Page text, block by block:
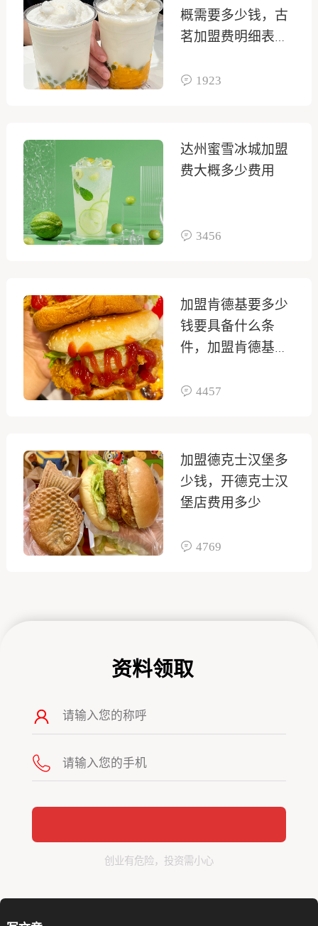
概需要多少钱，古
茗加盟费明细表
1923
达州蜜雪冰城加盟
费大概多少费用
3456
加盟肯德基要多少
钱要具备什么条
件，加盟肯德基店
4457
加盟德克士汉堡多
少钱，开德克士汉
堡店费用多少
4769
资料领取
创业有危险，投资需小心